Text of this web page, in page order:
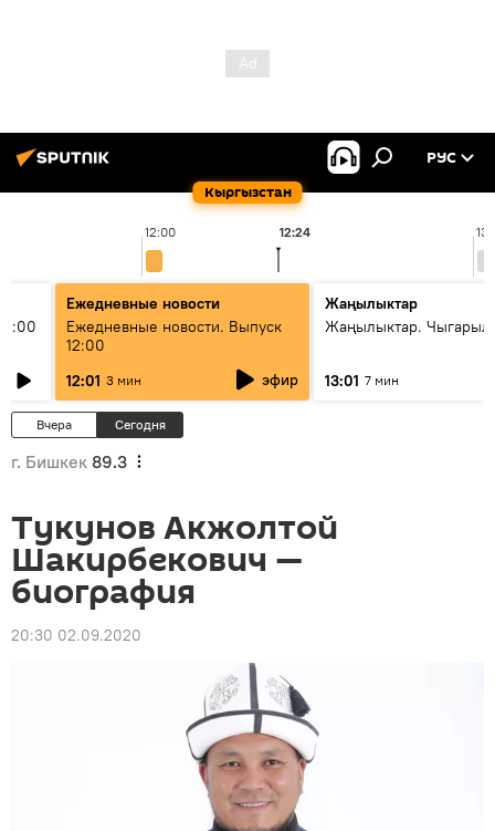
Кыргызстан
РУС
12:00 12:24
Ежедневные новости
Ежедневные новости. Выпуск
12:00
12:01 3 мин эфир
Жаңылыктар
Жаңылыктар.
13:01 7 мин
Вчера Сегодня
г. Бишкек 89.3
Тукунов Акжолтой
Шакирбекович —
биография
20:30 02.09.2020